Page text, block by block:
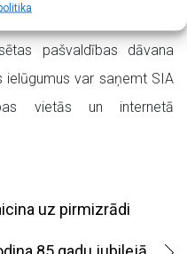
“Pērlītes” dziedātāji.
pašvaldības dāvana
var saņemt SIA
vietās un internetā
uz pirmizrādi